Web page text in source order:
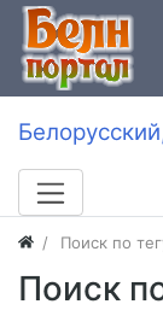
Поиск по
Поиск